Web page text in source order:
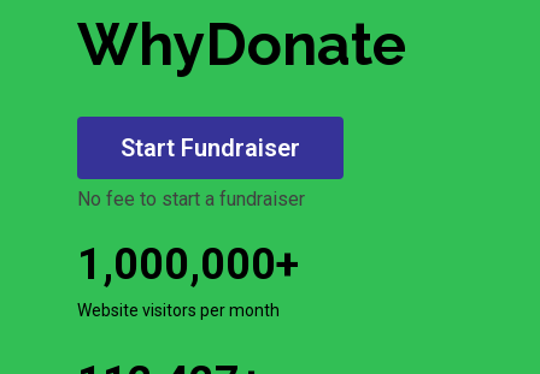
WhyDonate
Start Fundraiser
No fee to start a fundraiser
1,000,000+
Website visitors per month